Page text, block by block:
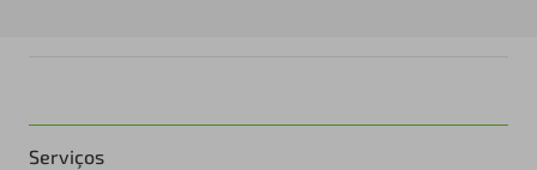
Serviços